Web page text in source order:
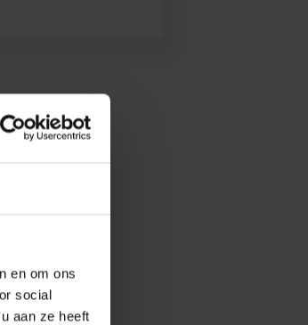
en om ons
social
aan ze heeft